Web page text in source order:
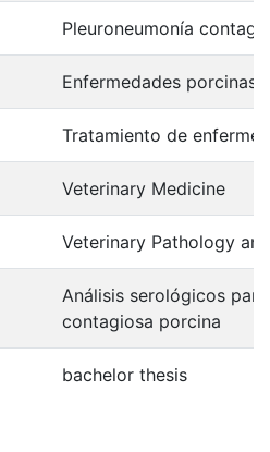
Pleuroneumonía
Enfermedades porcinas
Tratamiento de
Veterinary Medicine
Veterinary Pathology
Análisis serológicos
contagiosa porcina
bachelor thesis